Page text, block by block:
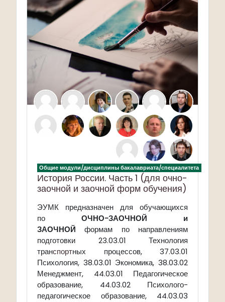
Общие модули/дисциплины бакалавриата/специалитета
История России. Часть 1 (для очно-
заочной и заочной форм обучения)
ЭУМК предназначен для обучающихся
по ОЧНО-ЗАОЧНОЙ и
ЗАОЧНОЙформам по направлениям
подготовки 23.03.01 Технология
транспортных процессов, 37.03.01
Психология, 38.03.01 Экономика, 38.03.02
Менеджмент, 44.03.01 Педагогическое
образование, 44.03.02 Психолого-
педагогическое образование, 44.03.03